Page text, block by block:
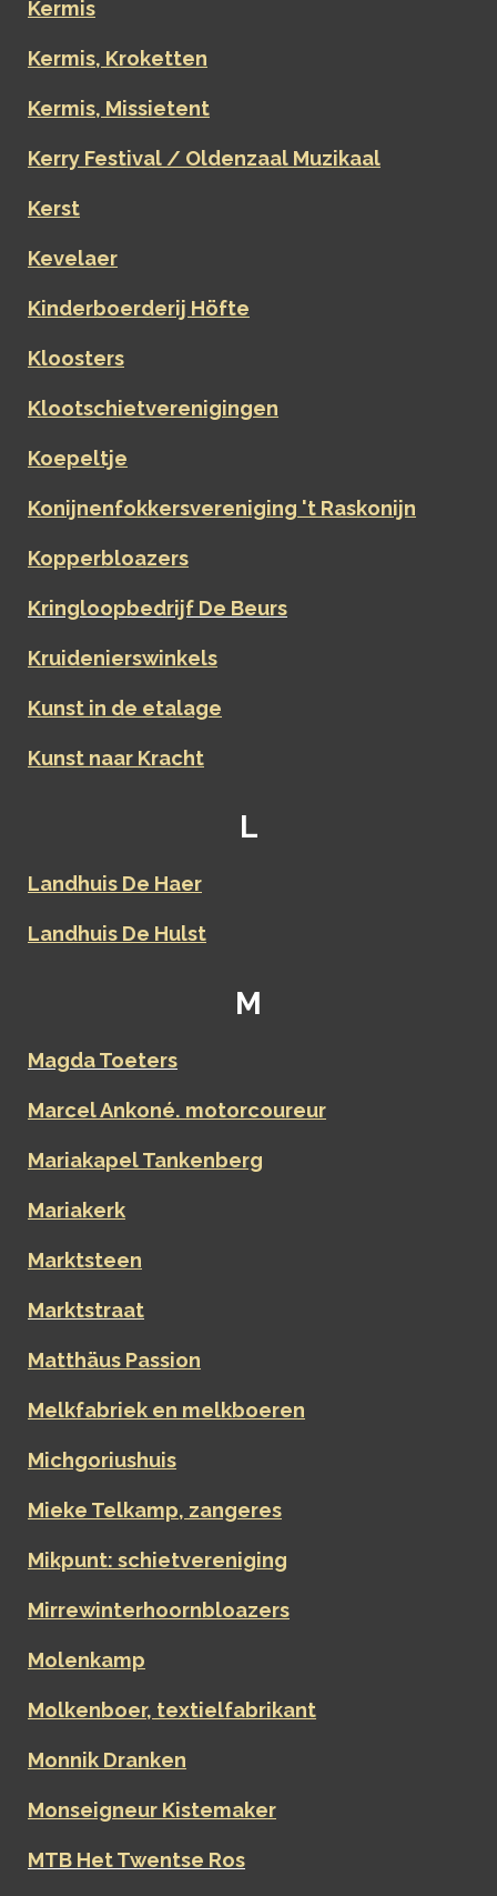
Kermis
Kermis, Kroketten
Kermis, Missietent
Kerry Festival / Oldenzaal Muzikaal
Kerst
Kevelaer
Kinderboerderij Höfte
Kloosters
Klootschietverenigingen
Koepeltje
Konijnenfokkersvereniging 't Raskonijn
Kopperbloazers
Kringloopbedrijf De Beurs
Kruidenierswinkels
Kunst in de etalage
Kunst naar Kracht
L
Landhuis De Haer
Landhuis De Hulst
M
Magda Toeters
Marcel Ankoné. motorcoureur
Mariakapel Tankenberg
Mariakerk
Marktsteen
Marktstraat
Matthäus Passion
Melkfabriek en melkboeren
Michgoriushuis
Mieke Telkamp, zangeres
Mikpunt: schietvereniging
Mirrewinterhoornbloazers
Molenkamp
Molkenboer, textielfabrikant
Monnik Dranken
Monseigneur Kistemaker
MTB Het Twentse Ros